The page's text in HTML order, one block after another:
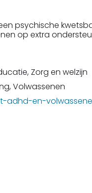
psychische
op extra
Zorg en welzijn
Volwassenen
adhd-en-